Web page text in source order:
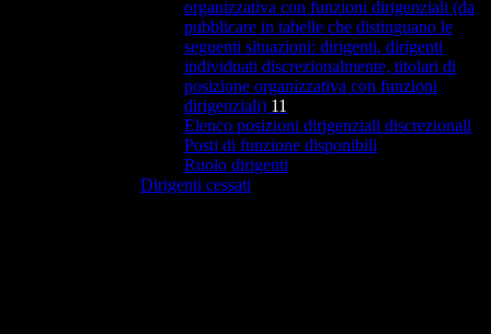
organizzativa con funzioni dirigenziali (da
pubblicare in tabelle che distinguano le
seguenti situazioni: dirigenti, dirigenti
individuati discrezionalmente, titolari di
posizione organizzativa con funzioni
dirigenziali) 11
Elenco posizioni dirigenziali discrezionali
Posti di funzione disponibili
Ruolo dirigenti
Dirigenti cessati